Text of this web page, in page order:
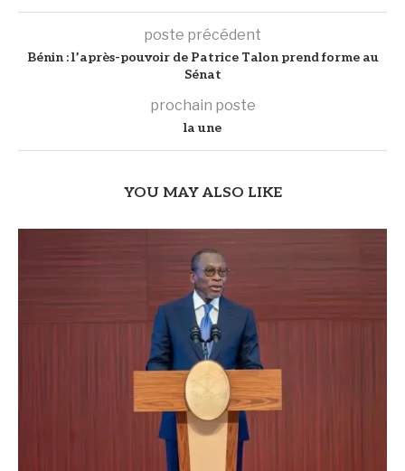
poste précédent
Bénin : l’après-pouvoir de Patrice Talon prend forme au
Sénat
prochain poste
la une
YOU MAY ALSO LIKE